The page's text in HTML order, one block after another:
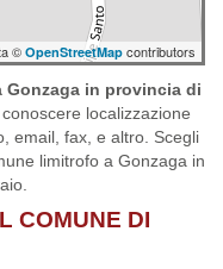
©OpenStreetMap contributors
Gonzaga in provincia di
localizzazione
email, fax, e altro. Scegli
limitrofo a Gonzaga in
COMUNE DI